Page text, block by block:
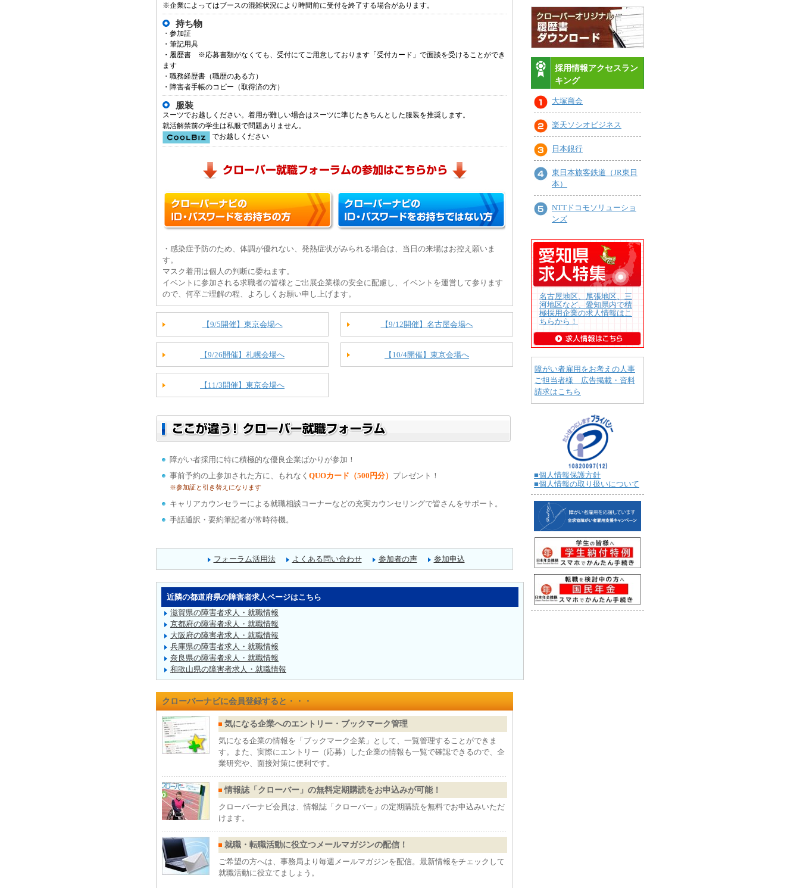
※企業によってはブースの混雑状況により時間前に受付を終了する場合があります。
持ち物
・参加証
・筆記用具
・履歴書 ※応募書類がなくても、受付にてご用意しております「受付カード」で面談を受けることができ
ます
・職務経歴書（職歴のある方）
・障害者手帳のコピー（取得済の方）
服装
スーツでお越しください。着用が難しい場合はスーツに準じたきちんとした服装を推奨します。
就活解禁前の学生は私服で問題ありません。
でお越しください
・感染症予防のため、体調が優れない、発熱症状がみられる場合は、当日の来場はお控え願いま
す。
マスク着用は個人の判断に委ねます。
イベントに参加される求職者の皆様とご出展企業様の安全に配慮し、イベントを運営して参ります
ので、何卒ご理解の程、よろしくお願い申し上げます。
【9/5開催】東京会場へ 【9/12開催】名古屋会場へ
【9/26開催】札幌会場へ 【10/4開催】東京会場へ
【11/3開催】東京会場へ
障がい者採用に特に積極的な優良企業ばかりが参加！
事前予約の上参加された方に、もれなく QUOカード（500円分） プレゼント！
※参加証と引き替えになります
キャリアカウンセラーによる就職相談コーナーなどの充実カウンセリングで皆さんをサポート。
手話通訳・要約筆記者が常時待機。
フォーラム活用法 よくある問い合わせ 参加者の声 参加申込
近隣の都道府県の障害者求人ページはこちら
滋賀県の障害者求人・就職情報
京都府の障害者求人・就職情報
大阪府の障害者求人・就職情報
兵庫県の障害者求人・就職情報
奈良県の障害者求人・就職情報
和歌山県の障害者求人・就職情報
採用情報アクセスラン
キング
大塚商会
楽天ソシオビジネス
日本銀行
東日本旅客鉄道（JR東日
本）
NTTドコモソリューショ
ンズ
名古屋地区、尾張地区、三
河地区など、愛知県内で積
極採用企業の求人情報はこ
ちらから！
障がい者雇用をお考えの人事
ご担当者様 広告掲載・資料
請求はこちら
■個人情報保護方針
■個人情報の取り扱いについて
クローバーナビに会員登録すると・・・
気になる企業へのエントリー・ブックマーク管理
気になる企業の情報を「ブックマーク企業」として、一覧管理することができま
す。また、実際にエントリー（応募）した企業の情報も一覧で確認できるので、企
業研究や、面接対策に便利です。
情報誌「クローバー」の無料定期購読をお申込みが可能！
クローバーナビ会員は、情報誌「クローバー」の定期購読を無料でお申込みいただ
けます。
就職・転職活動に役立つメールマガジンの配信！
ご希望の方へは、事務局より毎週メールマガジンを配信。最新情報をチェックして
就職活動に役立てましょう。